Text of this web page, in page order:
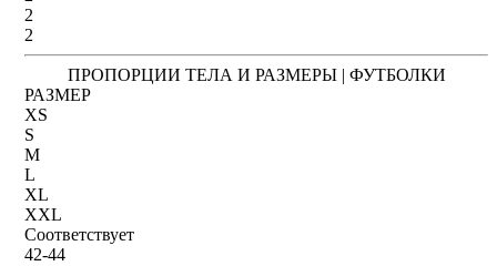
2
2
ПРОПОРЦИИ ТЕЛА И РАЗМЕРЫ | ФУТБОЛКИ
РАЗМЕР
XS
S
M
L
XL
XXL
Соответствует
42-44